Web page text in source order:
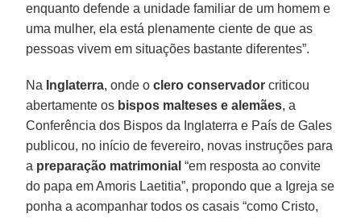
enquanto defende a unidade familiar de um homem e
uma mulher, ela está plenamente ciente de que as
pessoas vivem em situações bastante diferentes”.
Na Inglaterra, onde oclero conservador criticou
abertamente os bispos malteses e alemães, a
Conferência dos Bispos da Inglaterra e País de Gales
publicou, no início de fevereiro, novas instruções para
a preparação matrimonial “em resposta ao convite
do papa em Amoris Laetitia”, propondo que a Igreja se
ponha a acompanhar todos os casais “como Cristo,